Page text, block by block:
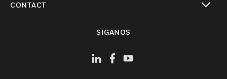
CONTACT
SÍGANOS